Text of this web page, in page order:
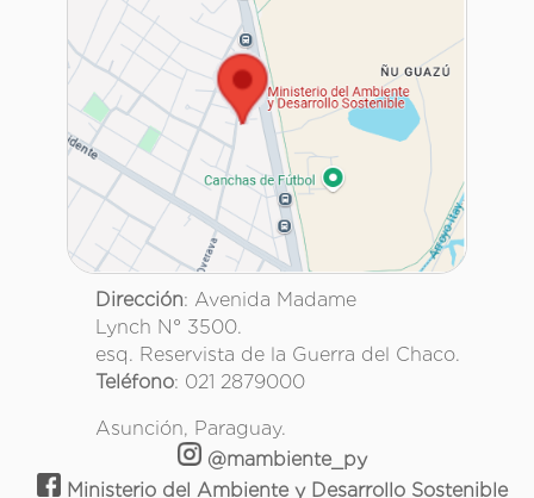
Dirección: Avenida Madame
Lynch N° 3500.
esq. Reservista de la Guerra del Chaco.
Teléfono: 021 2879000
Asunción, Paraguay.
@mambiente_py
Ministerio del Ambiente y Desarrollo Sostenible